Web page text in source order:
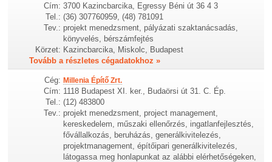
Cím: 3700 Kazincbarcika, Egressy Béni út 36 4 3
Tel.: (36) 307760959, (48) 781091
Tev.: projekt menedzsment, pályázati szaktanácsadás,
könyvelés, bérszámfejtés
Körzet: Kazincbarcika, Miskolc, Budapest
Tovább a részletes cégadatokhoz »
Cég: Millenia Építő Zrt.
Cím: 1118 Budapest XI. ker., Budaörsi út 31. C. Ép.
Tel.: (12) 483800
Tev.: projekt menedzsment, project management,
kereskedelem, műszaki ellenőrzés, ingatlanfejlesztés,
fővállalkozás, beruházás, generálkivitelezés,
projektmanagement, építőipari generálkivitelezés,
látogassa meg honlapunkat az alábbi elérhetőségeken,